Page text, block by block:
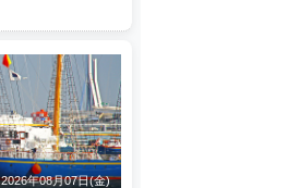
2026年08月07日(金)